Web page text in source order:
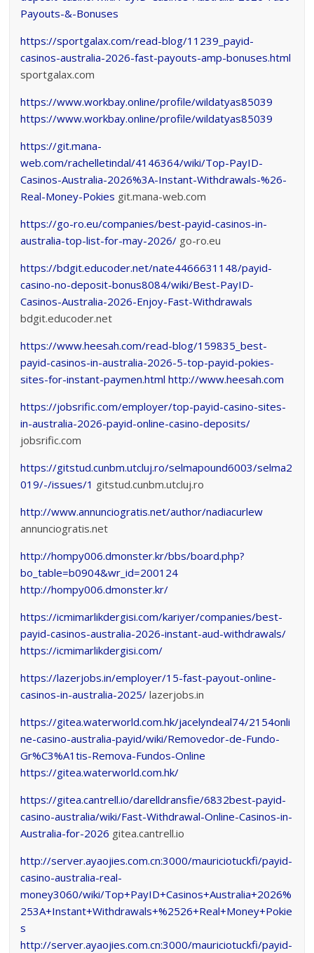
Payouts-&-Bonuses
https://sportgalax.com/read-blog/11239_payid-
casinos-australia-2026-fast-payouts-amp-bonuses.html
sportgalax.com
https://www.workbay.online/profile/wildatyas85039
https://www.workbay.online/profile/wildatyas85039
https://git.mana-
web.com/rachelletindal/4146364/wiki/Top-PayID-
Casinos-Australia-2026%3A-Instant-Withdrawals-%26-
Real-Money-Pokies git.mana-web.com
https://go-ro.eu/companies/best-payid-casinos-in-
australia-top-list-for-may-2026/ go-ro.eu
https://bdgit.educoder.net/nate4466631148/payid-
casino-no-deposit-bonus8084/wiki/Best-PayID-
Casinos-Australia-2026-Enjoy-Fast-Withdrawals
bdgit.educoder.net
https://www.heesah.com/read-blog/159835_best-
payid-casinos-in-australia-2026-5-top-payid-pokies-
sites-for-instant-paymen.html http://www.heesah.com
https://jobsrific.com/employer/top-payid-casino-sites-
in-australia-2026-payid-online-casino-deposits/
jobsrific.com
https://gitstud.cunbm.utcluj.ro/selmapound6003/selma2
019/-/issues/1 gitstud.cunbm.utcluj.ro
http://www.annunciogratis.net/author/nadiacurlew
annunciogratis.net
http://hompy006.dmonster.kr/bbs/board.php?
bo_table=b0904&wr_id=200124
http://hompy006.dmonster.kr/
https://icmimarlikdergisi.com/kariyer/companies/best-
payid-casinos-australia-2026-instant-aud-withdrawals/
https://icmimarlikdergisi.com/
https://lazerjobs.in/employer/15-fast-payout-online-
casinos-in-australia-2025/ lazerjobs.in
https://gitea.waterworld.com.hk/jacelyndeal74/2154onli
ne-casino-australia-payid/wiki/Removedor-de-Fundo-
Gr%C3%A1tis-Remova-Fundos-Online
https://gitea.waterworld.com.hk/
https://gitea.cantrell.io/darelldransfie/6832best-payid-
casino-australia/wiki/Fast-Withdrawal-Online-Casinos-in-
Australia-for-2026 gitea.cantrell.io
http://server.ayaojies.com.cn:3000/mauriciotuckfi/payid-
casino-australia-real-
money3060/wiki/Top+PayID+Casinos+Australia+2026%
253A+Instant+Withdrawals+%2526+Real+Money+Pokie
s
http://server.ayaojies.com.cn:3000/mauriciotuckfi/payid-